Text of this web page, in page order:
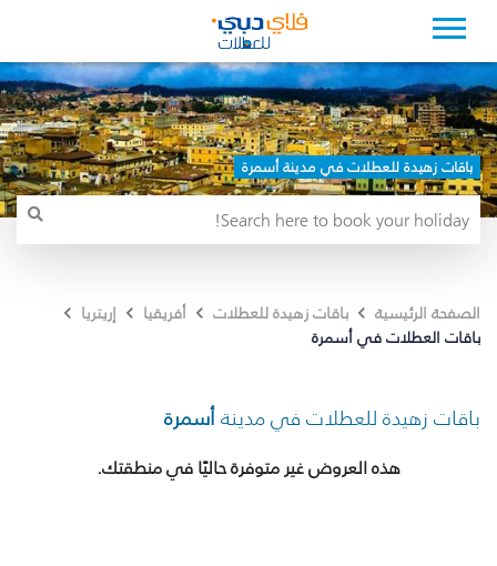
باقات زهيدة للعطلات في مدينة أسمرة
الصفحة الرئيسية باقات زهيدة للعطلات أفريقيا
إريتريا
باقات العطلات في أسمرة
باقات زهيدة للعطلات في مدينةأسمرة
هذه العروض غير متوفرة حاليًا في منطقتك.